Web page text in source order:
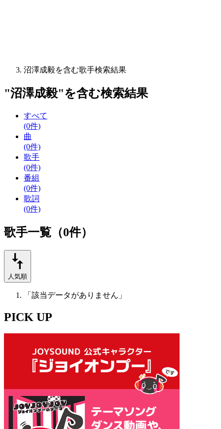
沼澤成毅を含む歌手検索結果
"沼澤成毅"を含む検索結果
すべて
(0件)
曲
(0件)
歌手
(0件)
番組
(0件)
歌詞
(0件)
歌手一覧（0件）
人気順
「該当データがありません」
PICK UP